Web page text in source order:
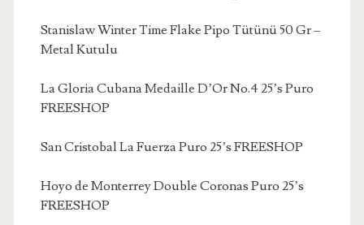
Stanislaw Winter Time Flake Pipo Tütünü 50 Gr –
Metal Kutulu
La Gloria Cubana Medaille D’Or No.4 25’s Puro
FREESHOP
San Cristobal La Fuerza Puro 25’s FREESHOP
Hoyo de Monterrey Double Coronas Puro 25’s
FREESHOP